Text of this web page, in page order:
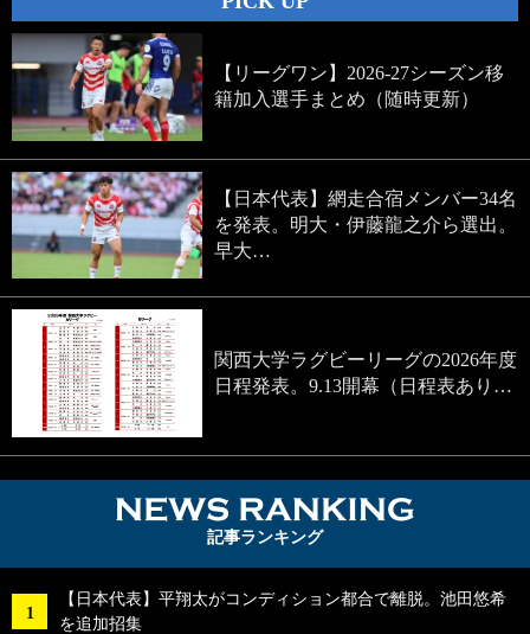
【リーグワン】2026-27シーズン移
籍加入選手まとめ（随時更新）
【日本代表】網走合宿メンバー34名
を発表。明大・伊藤龍之介ら選出。
早大…
関西大学ラグビーリーグの2026年度
日程発表。9.13開幕（日程表あり…
記事ランキング
【日本代表】平翔太がコンディション都合で離脱。池田悠希
を追加招集